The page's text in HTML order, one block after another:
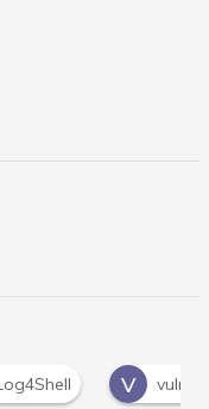
V vulnerabilità